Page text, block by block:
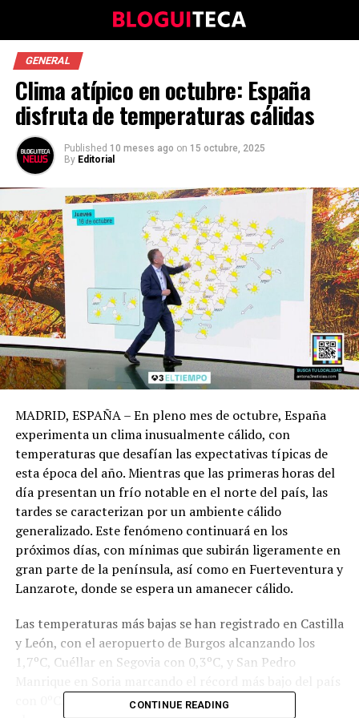
GENERAL
Clima atípico en octubre: España
disfruta de temperaturas cálidas
Published 10 meses ago on 15 octubre, 2025
By Editorial
MADRID, ESPAÑA – En pleno mes de octubre, España
experimenta un clima inusualmente cálido, con
temperaturas que desafían las expectativas típicas de
esta época del año. Mientras que las primeras horas del
día presentan un frío notable en el norte del país, las
tardes se caracterizan por un ambiente cálido
generalizado. Este fenómeno continuará en los
próximos días, con mínimas que subirán ligeramente en
gran parte de la península, así como en Fuerteventura y
Lanzarote, donde se espera un amanecer cálido.
Las temperaturas más bajas se han registrado en Castilla
y León, con el aeropuerto de Burgos alcanzando los
1,7ºC, Cuéllar en Segovia con 0,3ºC, y San Pedro
con 0ºC. En contraste, las temperaturas diurnas
CONTINUE READING